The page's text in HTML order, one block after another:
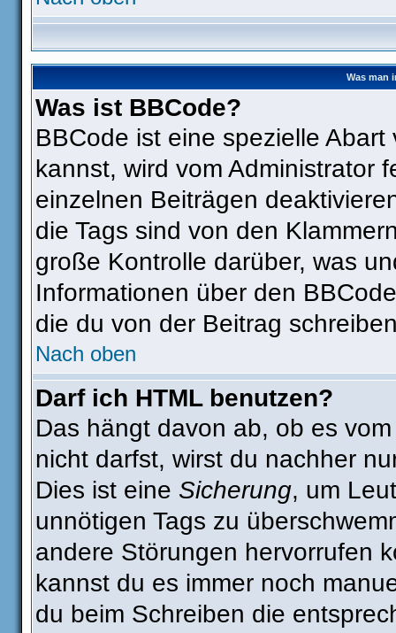
Was man
Was ist BBCode?
BBCode ist eine spezielle
kannst, wird vom Administrator
einzelnen Beiträgen
die Tags sind von den
große Kontrolle darüber, was
Informationen über den
die du von der Beitrag
Nach oben
Darf ich HTML benutzen?
Das hängt davon ab, ob es
nicht darfst, wirst du nachher
Dies ist eine Sicherung, um
unnötigen Tags zu
andere Störungen hervorrufen
kannst du es immer noch
du beim Schreiben die